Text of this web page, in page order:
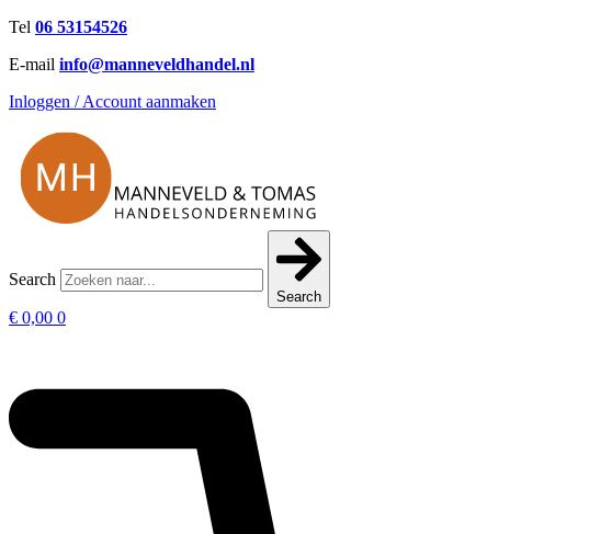
Ga
de
Tel 06 53154526
E-mail info@manneveldhandel.nl
Inloggen / Account aanmaken
Search
Search
€ 0,00 0